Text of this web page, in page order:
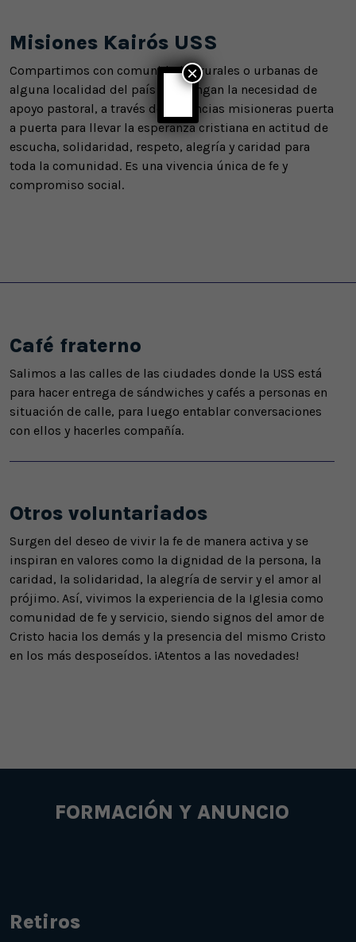
Misiones Kairós USS
Compartimos con comunidades rurales o urbanas de
alguna localidad del país que tengan la necesidad de
apoyo pastoral, a través de instancias misioneras puerta
a puerta para llevar la esperanza cristiana en actitud de
escucha, solidaridad, respeto, alegría y caridad para
toda la comunidad. Es una vivencia única de fe y
compromiso social.
Café fraterno
Salimos a las calles de las ciudades donde la USS está
para hacer entrega de sándwiches y cafés a personas en
situación de calle, para luego entablar conversaciones
con ellos y hacerles compañía.
Otros voluntariados
Surgen del deseo de vivir la fe de manera activa y se
inspiran en valores como la dignidad de la persona, la
caridad, la solidaridad, la alegría de servir y el amor al
prójimo. Así, vivimos la experiencia de la Iglesia como
comunidad de fe y servicio, siendo signos del amor de
Cristo hacia los demás y la presencia del mismo Cristo
en los más desposeídos. ¡Atentos a las novedades!
FORMACIÓN Y ANUNCIO
Retiros
×